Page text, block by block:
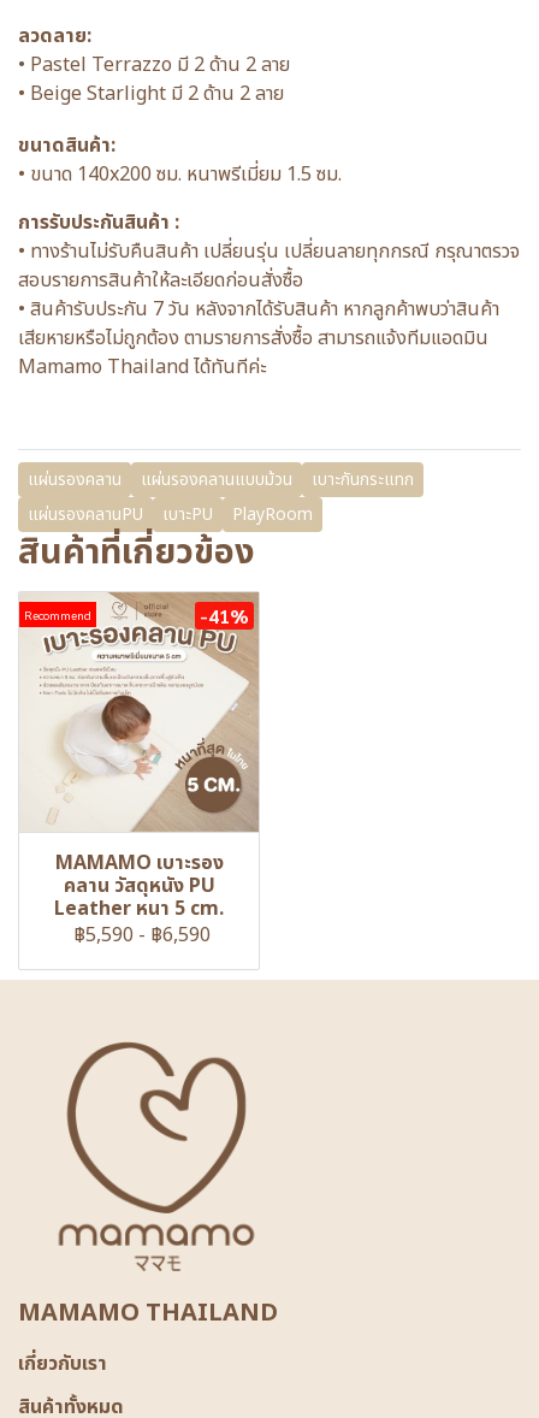
ลวดลาย:
• Pastel Terrazzo มี 2 ด้าน 2 ลาย
• Beige Starlight มี 2 ด้าน 2 ลาย
ขนาดสินค้า:
• ขนาด 140x200 ซม. หนาพรีเมี่ยม 1.5 ซม.
การรับประกันสินค้า :
• ทางร้านไม่รับคืนสินค้า เปลี่ยนรุ่น เปลี่ยนลายทุกกรณี กรุณาตรวจ
สอบรายการสินค้าให้ละเอียดก่อนสั่งซื้อ
• สินค้ารับประกัน 7 วัน หลังจากได้รับสินค้า หากลูกค้าพบว่าสินค้า
เสียหายหรือไม่ถูกต้อง ตามรายการสั่งซื้อ สามารถแจ้งทีมแอดมิน
Mamamo Thailand ได้ทันทีค่ะ
แผ่นรองคลาน แผ่นรองคลานแบบม้วน
เบาะกันกระแทก
แผ่นรองคลานPU
เบาะPU PlayRoom
สินค้าที่เกี่ยวข้อง
Recommend -41%
MAMAMO เบาะรอง
คลาน วัสดุหนัง PU
Leather หนา 5 cm.
฿5,590 - ฿6,590
MAMAMO THAILAND
เกี่ยวกับเรา
สินค้าทั้งหมด